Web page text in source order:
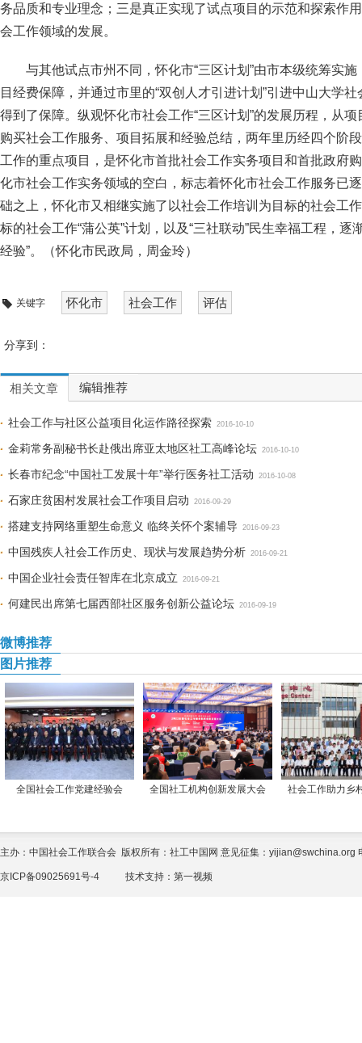
务品质和专业理念；三是真正实现了试点项目的示范和探索作
会工作领域的发展。
与其他试点市州不同，怀化市“三区计划”由市本级统筹实
目经费保障，并通过市里的“双创人才引进计划”引进中山大学
得到了保障。纵观怀化市社会工作“三区计划”的发展历程，从
购买社会工作服务、项目拓展和经验总结，两年里历经四个阶
工作的重点项目，是怀化市首批社会工作实务项目和首批政府
化市社会工作实务领域的空白，标志着怀化市社会工作服务已
础之上，怀化市又相继实施了以社会工作培训为目标的社会工
标的社会工作“蒲公英”计划，以及“三社联动”民生幸福工程，逐
经验”。（怀化市民政局，周金玲）
关键字 怀化市 社会工作 评估
分享到：
相关文章 编辑推荐
社会工作与社区公益项目化运作路径探索 2016-10-10
金莉常务副秘书长赴俄出席亚太地区社工高峰论坛 2016-10-10
长春市纪念“中国社工发展十年”举行医务社工活动 2016-10-08
石家庄贫困村发展社会工作项目启动 2016-09-29
搭建支持网络重塑生命意义 临终关怀个案辅导 2016-09-23
中国残疾人社会工作历史、现状与发展趋势分析 2016-09-21
中国企业社会责任智库在北京成立 2016-09-21
何建民出席第七届西部社区服务创新公益论坛 2016-09-19
微博推荐
图片推荐
全国社会工作党建经验会 全国社工机构创新发展大会 社会工作助力乡
主办：中国社会工作联合会 版权所有：社工中国网 意见征集：yijian@swchina.org
京ICP备09025691号-4 技术支持： 第一视频